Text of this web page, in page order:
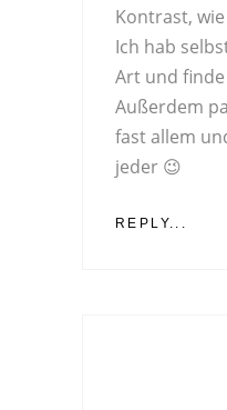
Kontrast,
Ich hab
Art und
Außerdem
fast allem
jeder 😉
REPLY...